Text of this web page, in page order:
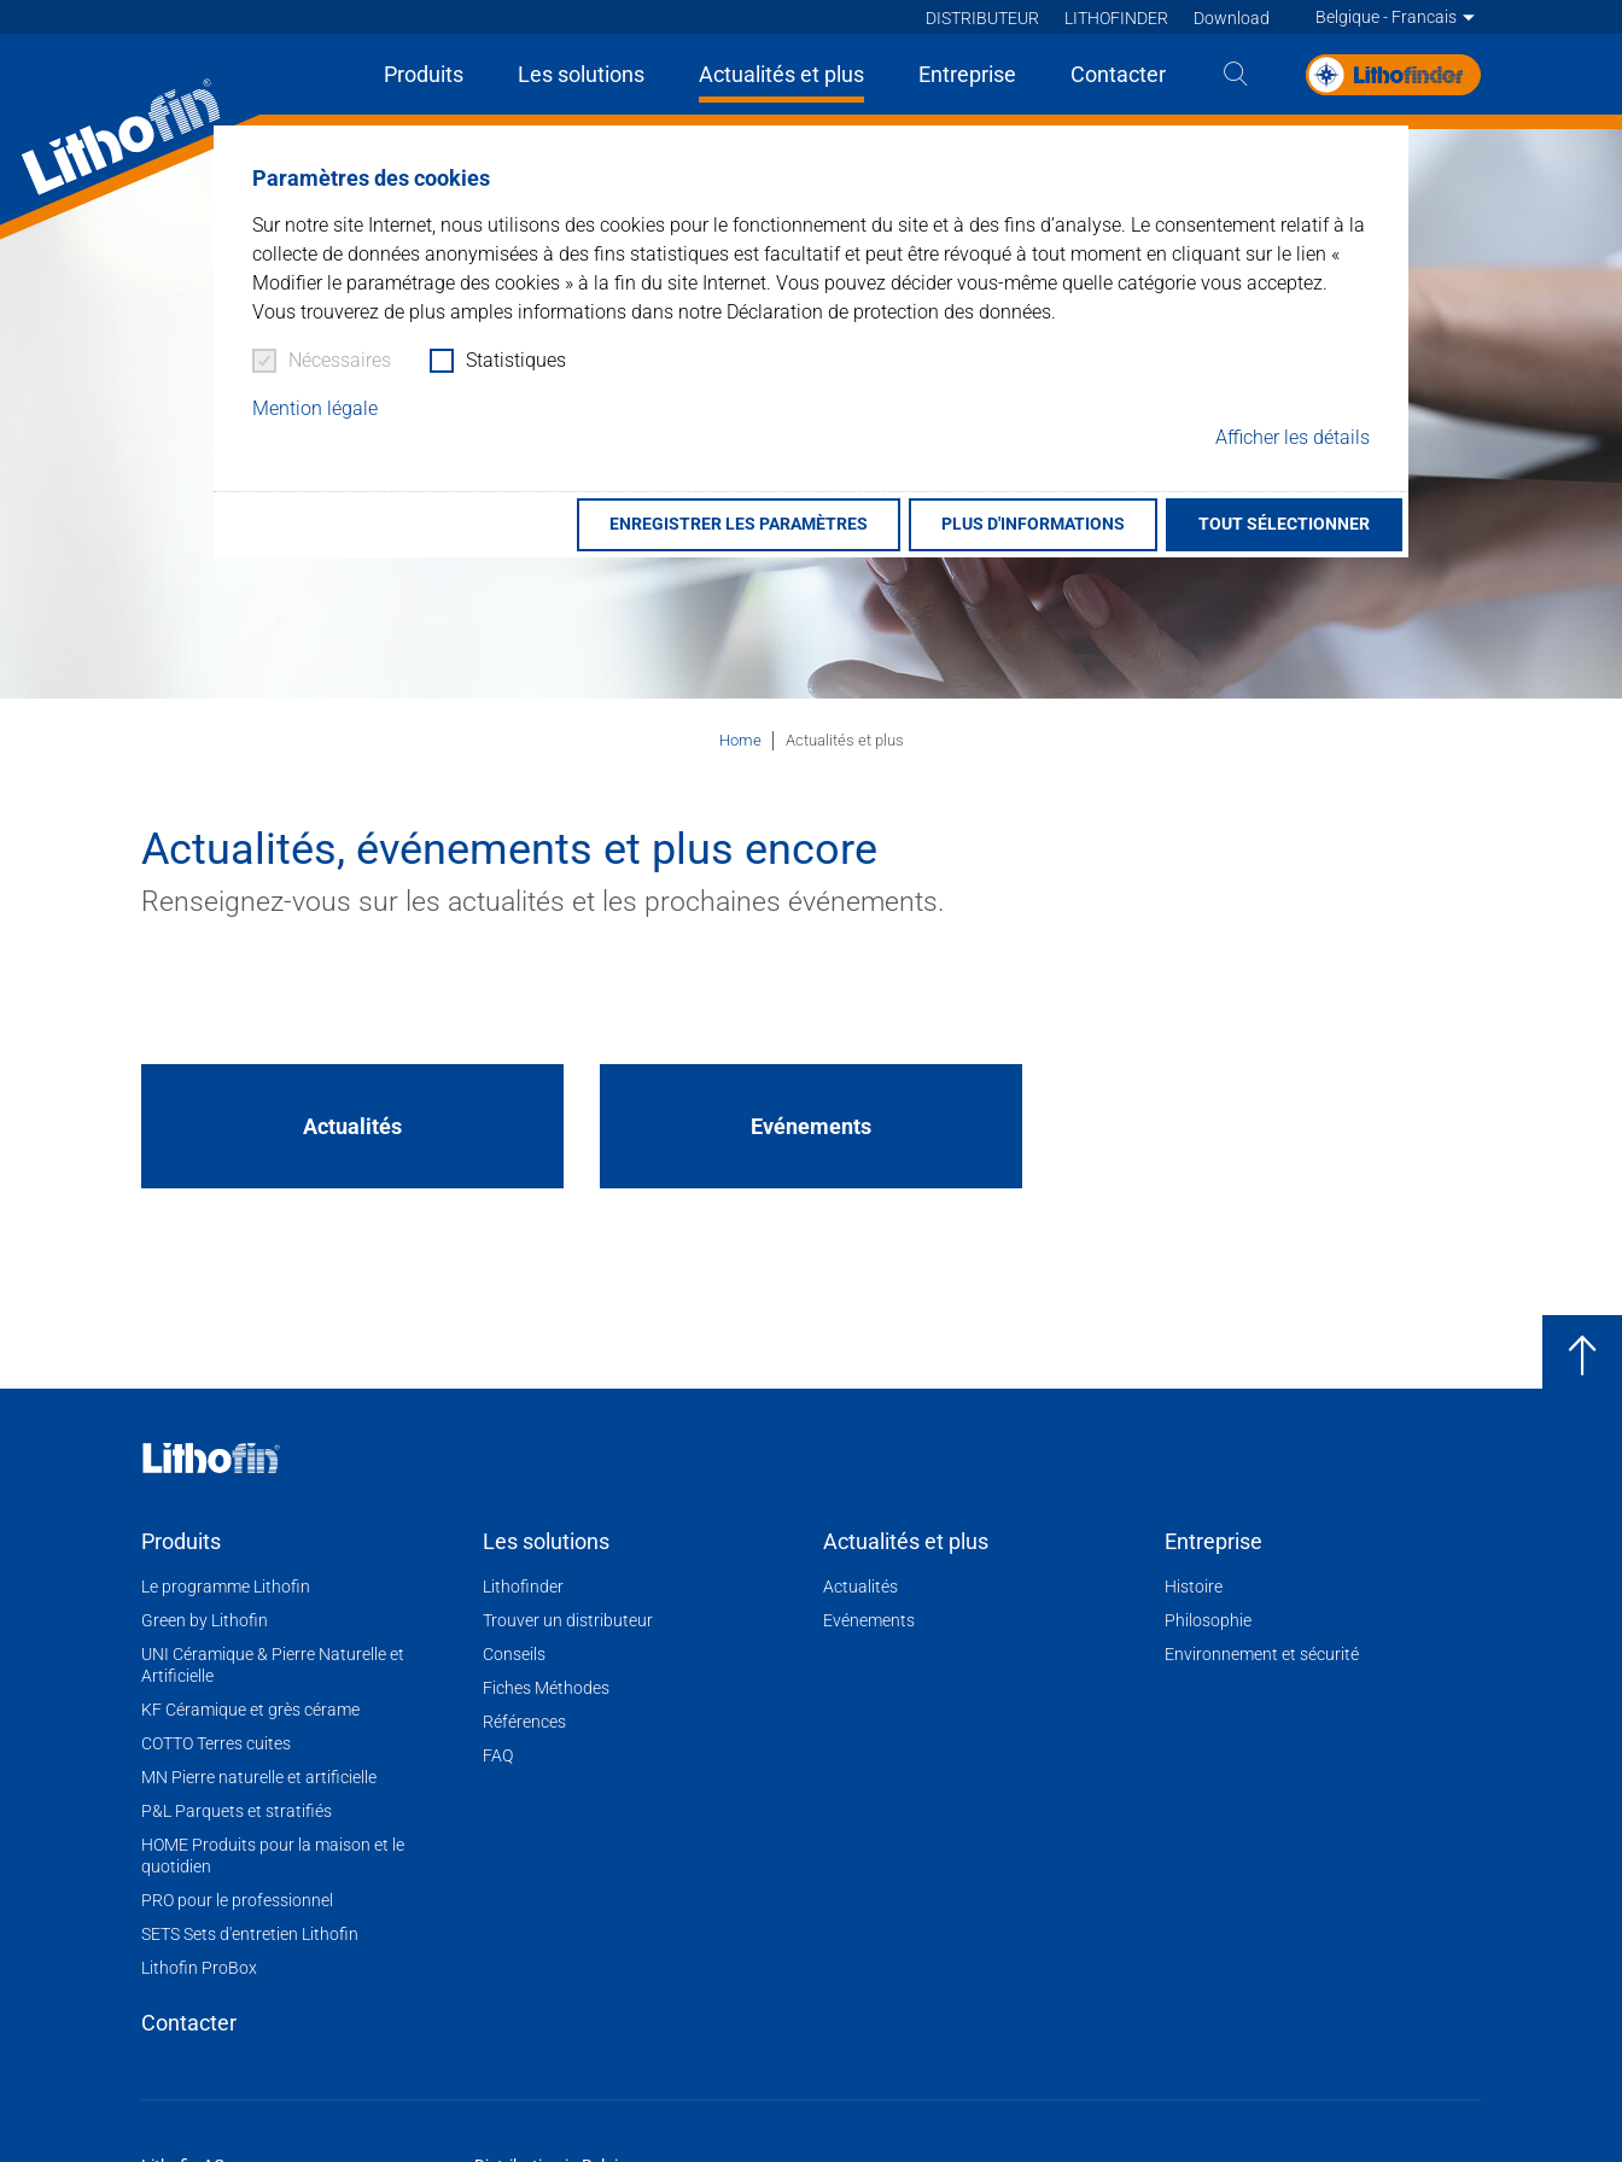
Paramètres des cookies
Sur notre site Internet, nous utilisons des cookies pour le fonctionnement du site et à des fins d’analyse. Le consentement relatif à la
collecte de données anonymisées à des fins statistiques est facultatif et peut être révoqué à tout moment en cliquant sur le lien «
Modifier le paramétrage des cookies » à la fin du site Internet. Vous pouvez décider vous-même quelle catégorie vous acceptez.
Vous trouverez de plus amples informations dans notre Déclaration de protection des données.
Nécessaires Statistiques
Mention légale
Afficher les détails
ENREGISTRER LES PARAMÈTRES PLUS D'INFORMATIONS TOUT SÉLECTIONNER
DISTRIBUTEUR LITHOFINDER Download
Belgique - Francais
Deutsch
English
English
English
Nederlands - BE
Produits Les solutions Actualités et plus Entreprise Contacter
Home Actualités et plus
Actualités, événements et plus encore
Renseignez-vous sur les actualités et les prochaines événements.
Actualités Evénements
Produits
Le programme Lithofin
Green by Lithofin
UNI Céramique & Pierre Naturelle et
Artificielle
KF Céramique et grès cérame
COTTO Terres cuites
MN Pierre naturelle et artificielle
P&L Parquets et stratifiés
HOME Produits pour la maison et le
quotidien
PRO pour le professionnel
SETS Sets d'entretien Lithofin
Lithofin ProBox
Les solutions
Lithofinder
Trouver un distributeur
Conseils
Fiches Méthodes
Références
FAQ
Actualités et plus
Actualités
Evénements
Entreprise
Histoire
Philosophie
Environnement et sécurité
Contacter